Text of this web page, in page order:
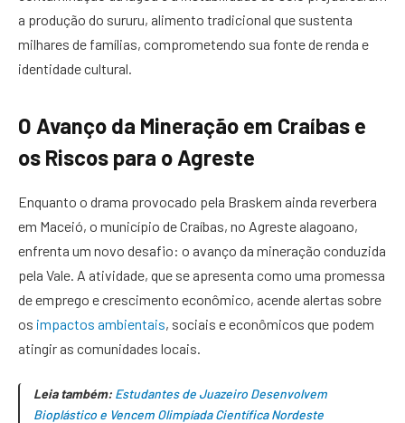
a produção do sururu, alimento tradicional que sustenta
milhares de famílias, comprometendo sua fonte de renda e
identidade cultural.
O Avanço da Mineração em Craíbas e
os Riscos para o Agreste
Enquanto o drama provocado pela Braskem ainda reverbera
em Maceió, o município de Craíbas, no Agreste alagoano,
enfrenta um novo desafio: o avanço da mineração conduzida
pela Vale. A atividade, que se apresenta como uma promessa
de emprego e crescimento econômico, acende alertas sobre
os impactos ambientais, sociais e econômicos que podem
atingir as comunidades locais.
Leia também: Estudantes de Juazeiro Desenvolvem
Bioplástico e Vencem Olimpíada Científica Nordeste